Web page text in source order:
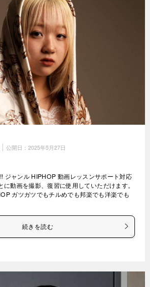
公開日： 2025年5月27日
ジャンル HIPHOP 動画レッスンサポート対応
動画を撮影、復習に使用していただけます。
ガツガツでもチルめでも邦楽でも洋楽でも
続きを読む